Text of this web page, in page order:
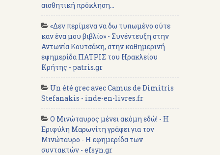
αισθητική πρόκληση...
«Δεν περίμενα να δω τυπωμένο ούτε
καν ένα μου βιβλίο» - Συνέντευξη στην
Αντωνία Κουτσάκη, στην καθημερινή
εφημερίδα ΠΑΤΡΙΣ του Ηρακλείου
Κρήτης - patris.gr
Un été grec avec Camus de Dimitris
Stefanakis - inde-en-livres.fr
Ο Μινώταυρος μένει ακόμη εδώ! - Η
Εριφύλη Μαρωνίτη γράφει για τον
Μινώταυρο - Η εφημερίδα των
συντακτών - efsyn.gr